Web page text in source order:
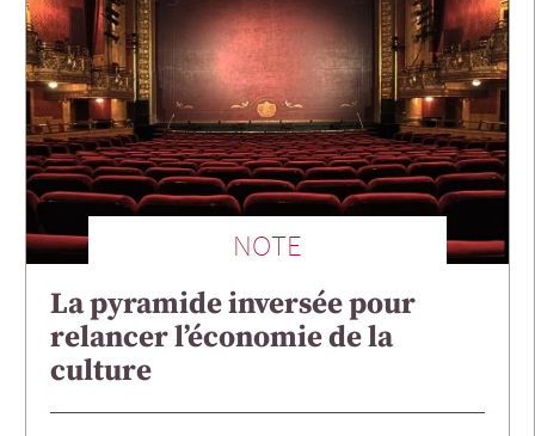
NOTE
La pyramide inversée pour
relancer l’économie de la
culture